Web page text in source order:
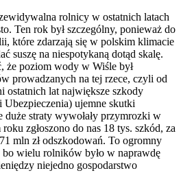
rolnicy w ostatnich latach
Ten rok był szczególny, ponieważ do
które zdarzają się w polskim klimacie
suszę na niespotykaną dotąd skalę.
że poziom wody w Wiśle był
prowadzanych na tej rzece, czyli od
ostatnich lat największe szkody
Ubezpieczenia) ujemne skutki
duże straty wywołały przymrozki w
zgłoszono do nas 18 tys. szkód, za
mln zł odszkodowań. To ogromny
bo wielu rolników było w naprawdę
niejedno gospodarstwo